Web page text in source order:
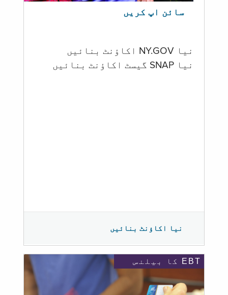
سائن اپ کریں
نیا NY.GOV اکاؤنٹ بنائیں
نیا SNAP گیسٹ اکاؤنٹ بنائیں
نیا اکاؤنٹ بنائیں
EBT کا بیلنس